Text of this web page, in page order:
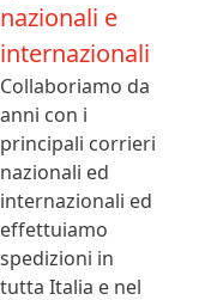
nazionali e
internazionali
Collaboriamo da
anni con i
principali corrieri
nazionali ed
internazionali ed
effettuiamo
spedizioni in
tutta Italia e nel